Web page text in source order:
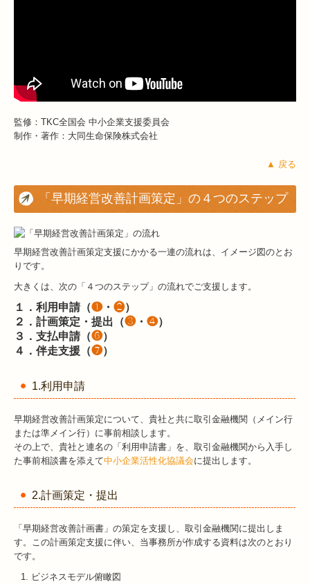
監修：TKC全国会 中小企業支援委員会
制作・著作：大同生命保険株式会社
▲ 戻る
「早期経営改善計画策定」の４つのステップ
早期経営改善計画策定支援にかかる一連の流れは、イメージ図のとお
りです。
大きくは、次の「４つのステップ」の流れでご支援します。
１．利用申請（❶・ ❷）
２．計画策定・提出（❸・ ❹）
３．支払申請（❻）
４．伴走支援（❼）
1.利用申請
早期経営改善計画策定について、貴社と共に取引金融機関（メイン行
または準メイン行）に事前相談します。
その上で、貴社と連名の「利用申請書」を、取引金融機関から入手し
た事前相談書を添えて中小企業活性化協議会に提出します。
2.計画策定・提出
「早期経営改善計画書」の策定を支援し、取引金融機関に提出しま
す。この計画策定支援に伴い、当事務所が作成する資料は次のとおり
です。
ビジネスモデル俯瞰図